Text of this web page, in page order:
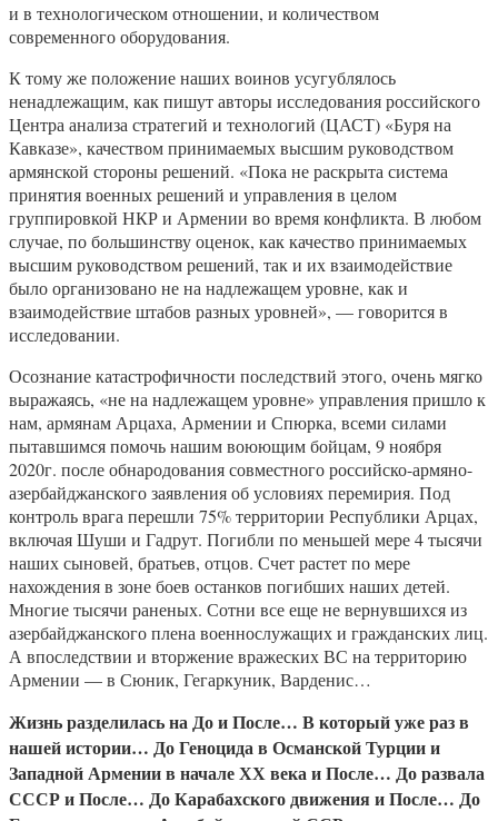
и в технологическом отношении, и количеством
современного оборудования.
К тому же положение наших воинов усугублялось
ненадлежащим, как пишут авторы исследования российского
Центра анализа стратегий и технологий (ЦАСТ) «Буря на
Кавказе», качеством принимаемых высшим руководством
армянской стороны решений. «Пока не раскрыта система
принятия военных решений и управления в целом
группировкой НКР и Армении во время конфликта. В любом
случае, по большинству оценок, как качество принимаемых
высшим руководством решений, так и их взаимодействие
было организовано не на надлежащем уровне, как и
взаимодействие штабов разных уровней», — говорится в
исследовании.
Осознание катастрофичности последствий этого, очень мягко
выражаясь, «не на надлежащем уровне» управления пришло к
нам, армянам Арцаха, Армении и Спюрка, всеми силами
пытавшимся помочь нашим воюющим бойцам, 9 ноября
2020г. после обнародования совместного российско-армяно-
азербайджанского заявления об условиях перемирия. Под
контроль врага перешли 75% территории Республики Арцах,
включая Шуши и Гадрут. Погибли по меньшей мере 4 тысячи
наших сыновей, братьев, отцов. Счет растет по мере
нахождения в зоне боев останков погибших наших детей.
Многие тысячи раненых. Сотни все еще не вернувшихся из
азербайджанского плена военнослужащих и гражданских лиц.
А впоследствии и вторжение вражеских ВС на территорию
Армении — в Сюник, Гегаркуник, Варденис…
Жизнь разделилась на До и После… В который уже раз в
нашей истории… До Геноцида в Османской Турции и
Западной Армении в начале ХХ века и После… До развала
СССР и После… До Карабахского движения и После… До